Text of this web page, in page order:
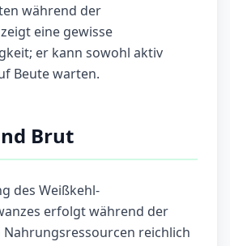
während der
eine gewisse
er kann sowohl aktiv
Beute warten.
Brut
des Weißkehl-
erfolgt während der
Nahrungsressourcen reichlich